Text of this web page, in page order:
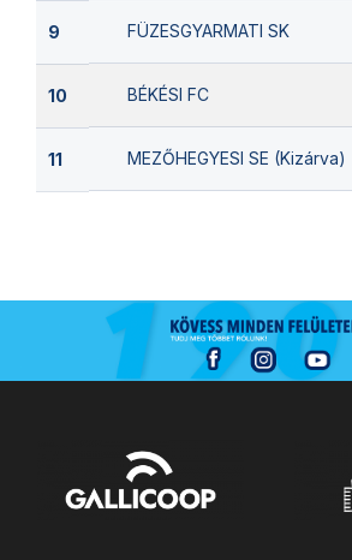
9 FÜZESGYARMATI SK
10 BÉKÉSI FC
11 MEZŐHEGYESI SE (Kizárva)